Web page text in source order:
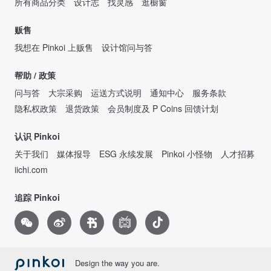
贩售
我想在 Pinkoi 上贩售
设计馆问与答
帮助 / 政策
问与答
大宗采购 运送方式说明 通知中心
服务条款
隐私权政策
退货政策 会员制度及 P Coins 回馈计划
认识 Pinkoi
关于我们
媒体报导 ESG 永续发展 Pinkoi 小怪物
人才招募
iichi.com
追踪 Pinkoi
Design the way you are.